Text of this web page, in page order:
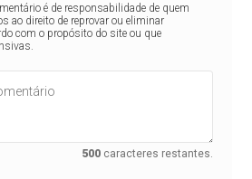
é de responsabilidade de quem
ao direito de reprovar ou eliminar
com o propósito do site ou que
500 caracteres restantes.